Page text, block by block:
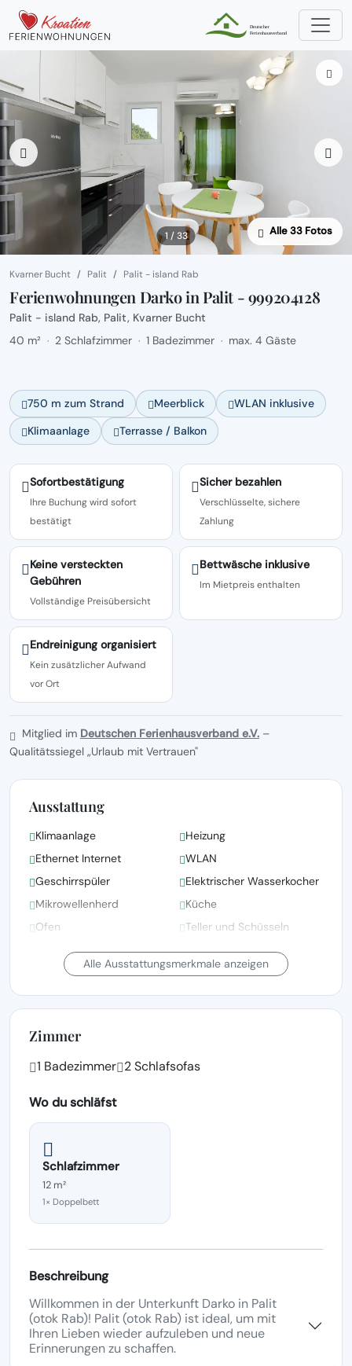
1 / 33 Alle 33 Fotos
Kvarner Bucht Palit Palit - island Rab
Ferienwohnungen Darko in Palit - 999204128
Palit - island Rab, Palit, Kvarner Bucht
40 m² · 2 Schlafzimmer · 1 Badezimmer · max. 4 Gäste
750 m zum Strand Meerblick
WLAN inklusive
Klimaanlage
Terrasse / Balkon
Sofortbestätigung
Ihre Buchung wird sofort
bestätigt
Sicher bezahlen
Verschlüsselte, sichere
Zahlung
Keine versteckten
Gebühren
Vollständige Preisübersicht
Bettwäsche inklusive
Im Mietpreis enthalten
Endreinigung organisiert
Kein zusätzlicher Aufwand
vor Ort
Mitglied im Deutschen Ferienhausverband e.V. –
Qualitätssiegel „Urlaub mit Vertrauen"
Ausstattung
Klimaanlage
Heizung
Ethernet Internet
WLAN
Geschirrspüler
Elektrischer Wasserkocher
Mikrowellenherd
Küche
Ofen
Teller und Schüsseln
Kühlschrank
Gefrierschrank
Alle Ausstattungsmerkmale anzeigen
Zimmer
1 Badezimmer 2 Schlafsofas
Wo du schläfst
Schlafzimmer
12 m²
1× Doppelbett
Beschreibung
Willkommen in der Unterkunft Darko in Palit
(otok Rab)! Palit (otok Rab) ist ideal, um mit
Ihren Lieben wieder aufzuleben und neue
Erinnerungen zu schaffen.